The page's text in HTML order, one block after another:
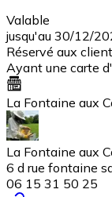
Valable
jusqu'au 30/12/
Réservé aux
Ayant une carte
La Fontaine aux
La Fontaine aux
6 d rue fontaine
06 15 31 50 25